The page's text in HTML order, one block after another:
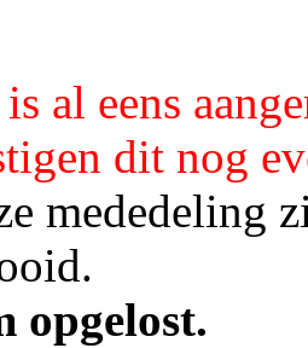
al eens
dit nog
mededeling
opgelost.